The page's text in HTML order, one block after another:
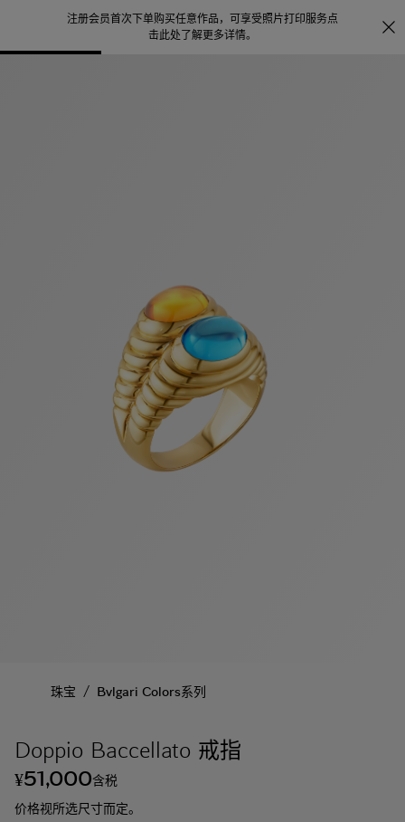
注册会员首次下单购买任意作品，可享受照片打印服务点
击此处了解更多详情。
珠宝 / Bvlgari Colors系列
Doppio Baccellato 戒指
¥51,000含税
价格视所选尺寸而定。